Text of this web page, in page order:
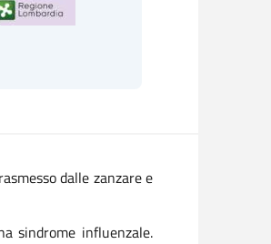
dalle zanzare e
sindrome influenzale.